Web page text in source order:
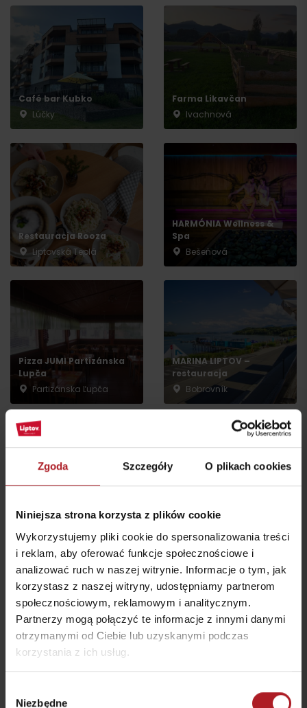
Zgoda Szczegóły O plikach cookies
Niniejsza strona korzysta z plików cookie
Wykorzystujemy pliki cookie do spersonalizowania treści
i reklam, aby oferować funkcje społecznościowe i
analizować ruch w naszej witrynie. Informacje o tym, jak
korzystasz z naszej witryny, udostępniamy partnerom
społecznościowym, reklamowym i analitycznym.
Partnerzy mogą połączyć te informacje z innymi danymi
otrzymanymi od Ciebie lub uzyskanymi podczas
korzystania z ich usług.
Niezbędne
Café bar Kubko
Lúčky
Farma Likavčan
Ivachnová
Restauracja Rooza
Liptovská Teplá
HARMÓNIA Wellness &
Spa
Bešeňová
Pizza JUMI Partizánska
Lupča
Partizánska Ľupča
MARINA LIPTOV –
restauracja
Bobrovník
wszystkie miejsca do jedzenia i picia
Atrakcje i relaks w pobliżu:
Domek pamięci Lúčky
Lúčky
Lúčanský wodospad
Ružomberok
Przyjazd